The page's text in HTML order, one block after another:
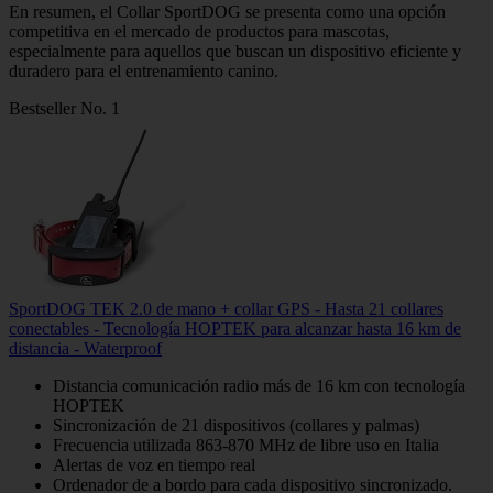
En resumen, el Collar SportDOG se presenta como una opción
competitiva en el mercado de productos para mascotas,
especialmente para aquellos que buscan un dispositivo eficiente y
duradero para el entrenamiento canino.
Bestseller No. 1
SportDOG TEK 2.0 de mano + collar GPS - Hasta 21 collares
conectables - Tecnología HOPTEK para alcanzar hasta 16 km de
distancia - Waterproof
Distancia comunicación radio más de 16 km con tecnología
HOPTEK
Sincronización de 21 dispositivos (collares y palmas)
Frecuencia utilizada 863-870 MHz de libre uso en Italia
Alertas de voz en tiempo real
Ordenador de a bordo para cada dispositivo sincronizado.